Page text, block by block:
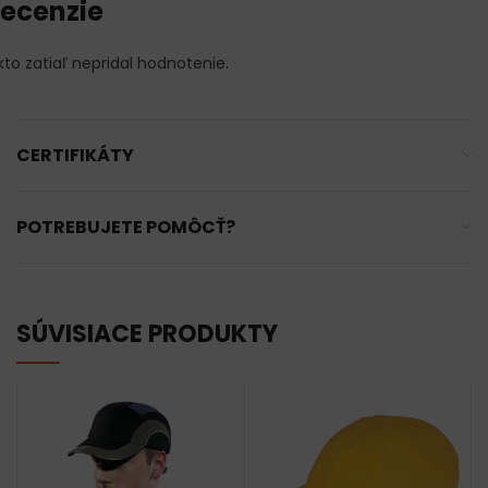
zatiaľ nepridal hodnotenie.
CERTIFIKÁTY
POTREBUJETE POMÔCŤ?
SÚVISIACE PRODUKTY